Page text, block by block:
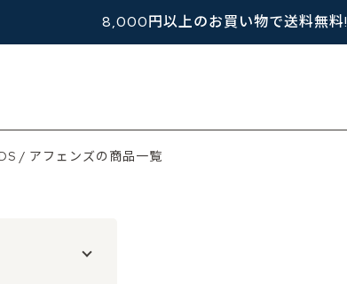
8,000円以上のお買い物で送料無料!
/ アフェンズの商品一覧